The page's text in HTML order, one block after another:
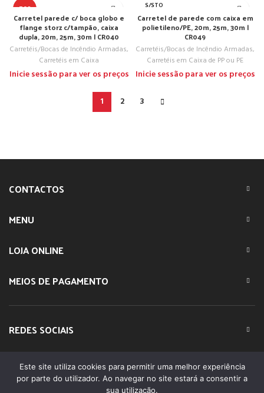
TOP
Carretel parede c/ boca globo e
flange storz c/tampão, caixa
dupla, 20m, 25m, 30m | CR040
Carretéis/Bocas de Incêndio Armadas,
Carretéis em Caixa
Inicie sessão para ver os preços
S/STO
Carretel de parede com caixa em
polietileno/PE, 20m, 25m, 30m |
CR049
Carretéis/Bocas de Incêndio Armadas,
Carretéis em Caixa de PP ou PE
Inicie sessão para ver os preços
1
2 3
CONTACTOS
MENU
LOJA ONLINE
MEIOS DE PAGAMENTO
REDES SOCIAIS
© 2023 IMPARTE. All Rights Reserved. Desenvolvido por
DOMINIOS.PT
Este site utiliza cookies para permitir uma melhor experiência
por parte do utilizador. Ao navegar no site estará a consentir a
sua utilização.